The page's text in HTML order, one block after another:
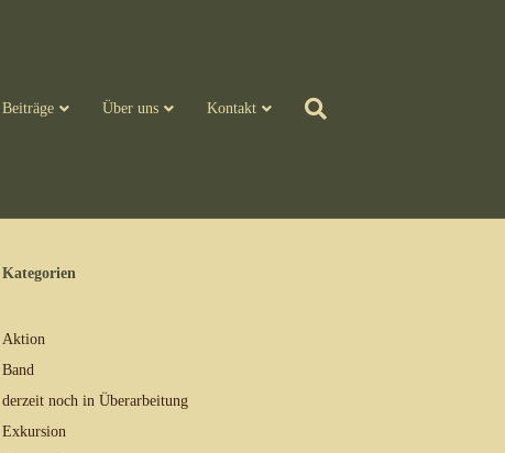
Beiträge Über uns Kontakt
Kategorien
Aktion
Band
derzeit noch in Überarbeitung
Exkursion